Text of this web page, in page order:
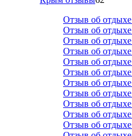
Отзыв об
Отзыв об
Отзыв об отдыхе
Отзыв об
Отзыв об
Отзыв об
Отзыв об
Отзыв об
Отзыв об
Отзыв об
Отзыв об